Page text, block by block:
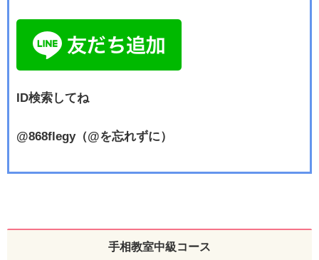
ID検索してね
@868flegy（@を忘れずに）
手相教室中級コース